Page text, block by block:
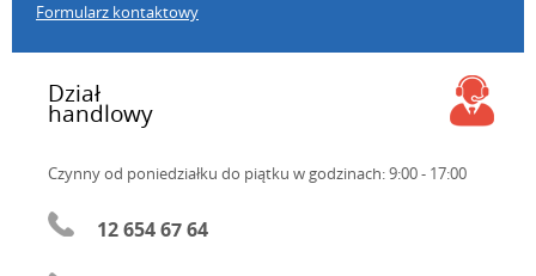
Formularz kontaktowy
Dział
handlowy
Czynny od poniedziałku do piątku w godzinach: 9:00 - 17:00
12 654 67 64